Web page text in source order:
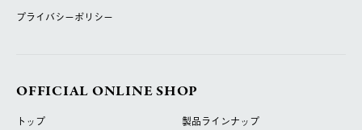
プライバシーポリシー
OFFICIAL ONLINE SHOP
トップ
製品ラインナップ